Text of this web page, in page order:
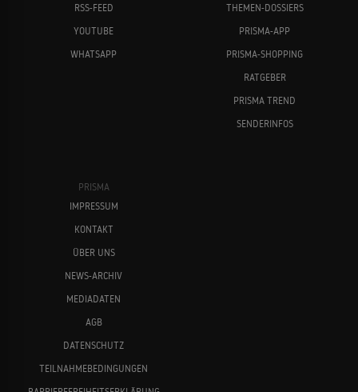
RSS-FEED
YOUTUBE
WHATSAPP
THEMEN-DOSSIERS
PRISMA-APP
PRISMA-SHOPPING
RATGEBER
PRISMA TREND
SENDERINFOS
PRISMA
IMPRESSUM
KONTAKT
ÜBER UNS
NEWS-ARCHIV
MEDIADATEN
AGB
DATENSCHUTZ
TEILNAHMEBEDINGUNGEN